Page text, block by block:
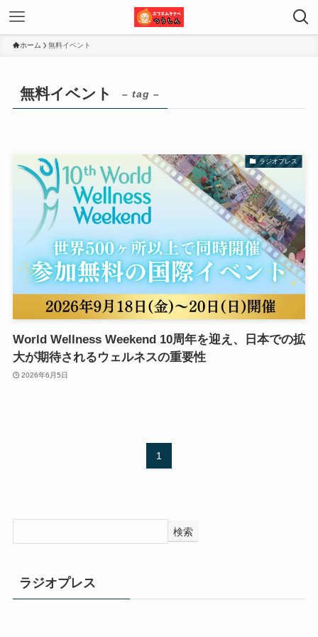
ホーム 無料イベント
無料イベント – tag –
ラジオプレス
World Wellness Weekend 10周年を迎え、日本での拡
大が期待されるウェルネスの重要性
2026年6月5日
1
検索
ラジオプレス